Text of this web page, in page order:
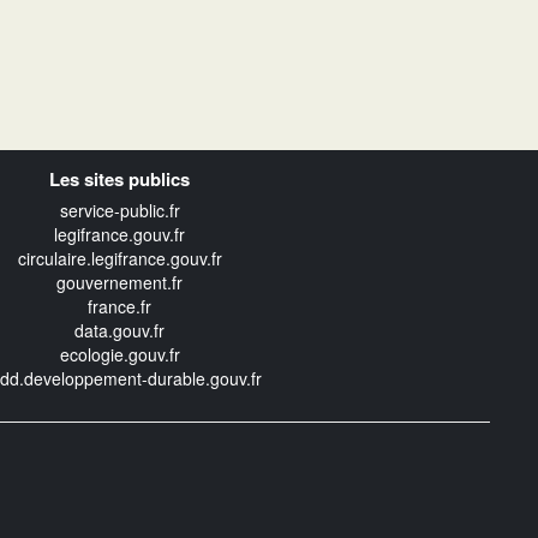
Les sites publics
service-public.fr
legifrance.gouv.fr
circulaire.legifrance.gouv.fr
gouvernement.fr
france.fr
data.gouv.fr
ecologie.gouv.fr
durable.gouv.fr